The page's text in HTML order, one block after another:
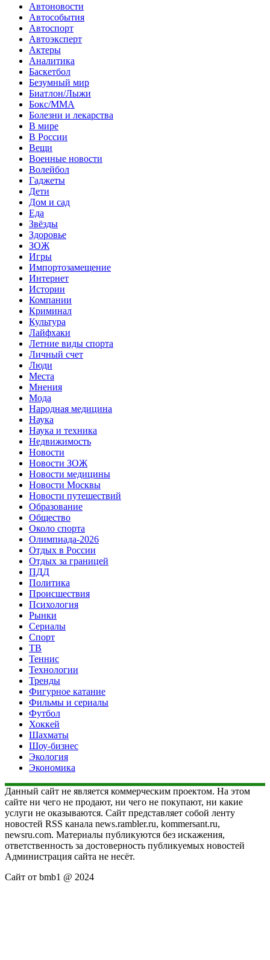
Автоновости
Автособытия
Автоспорт
Автоэксперт
Актеры
Аналитика
Баскетбол
Безумный мир
Биатлон/Лыжи
Бокс/MMA
Болезни и лекарства
В мире
В России
Вещи
Военные новости
Волейбол
Гаджеты
Дети
Дом и сад
Еда
Звёзды
Здоровье
ЗОЖ
Игры
Импортозамещение
Интернет
Истории
Компании
Криминал
Культура
Лайфхаки
Летние виды спорта
Личный счет
Люди
Места
Мнения
Мода
Народная медицина
Наука
Наука и техника
Недвижимость
Новости
Новости ЗОЖ
Новости медицины
Новости Москвы
Новости путешествий
Образование
Общество
Около спорта
Олимпиада-2026
Отдых в России
Отдых за границей
ПДД
Политика
Происшествия
Психология
Рынки
Сериалы
Спорт
ТВ
Теннис
Технологии
Тренды
Фигурное катание
Фильмы и сериалы
Футбол
Хоккей
Шахматы
Шоу-бизнес
Экология
Экономика
Данный сайт не является коммерческим проектом. На этом
сайте ни чего не продают, ни чего не покупают, ни какие
услуги не оказываются. Сайт представляет собой ленту
новостей RSS канала news.rambler.ru, kommersant.ru,
newsru.com. Материалы публикуются без искажения,
ответственность за достоверность публикуемых новостей
Администрация сайта не несёт.
Сайт от bmb1 @ 2024